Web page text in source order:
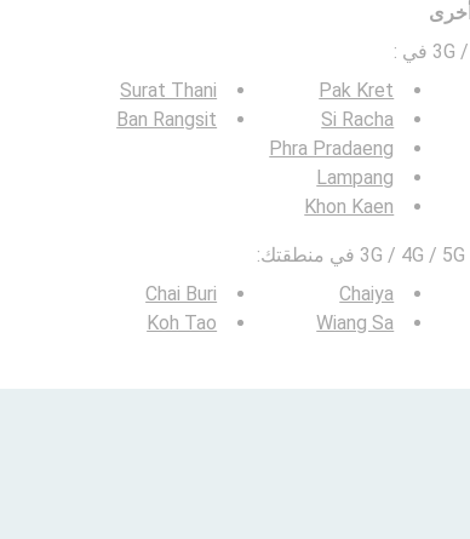
:
Pak Kret
Si Racha
Phra Pradaeng
Lampang
Khon Kaen
Surat Thani
Ban Rangsit
Chaiya
Wiang Sa
Chai Buri
Koh Tao